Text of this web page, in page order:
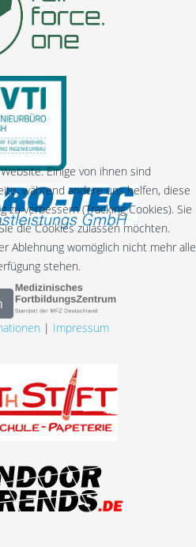
Einige von ihnen sind
während andere uns helfen, diese
verbessern (Tracking Cookies). Sie
die Cookies zulassen möchten.
Ablehnung womöglich nicht mehr alle
stehen.
| Impressum